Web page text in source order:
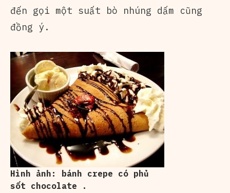
đến gọi một suất bò nhúng dấm cũng
đồng ý.
Hình ảnh: bánh crepe có phủ
sốt chocolate .